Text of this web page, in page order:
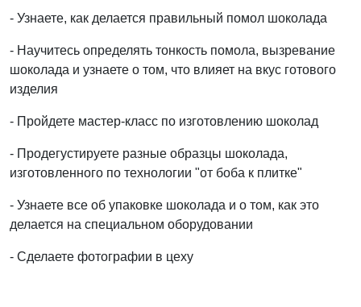
- Узнаете, как делается правильный помол шоколада
- Научитесь определять тонкость помола, вызревание
шоколада и узнаете о том, что влияет на вкус готового
изделия
- Пройдете мастер-класс по изготовлению шоколад
- Продегустируете разные образцы шоколада,
изготовленного по технологии "от боба к плитке"
- Узнаете все об упаковке шоколада и о том, как это
делается на специальном оборудовании
- Сделаете фотографии в цеху